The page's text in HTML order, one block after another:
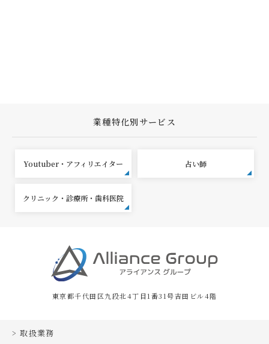
業種特化別サービス
Youtuber・アフィリエイター 占い師
クリニック・診療所・歯科医院
東京都千代田区九段北4丁目1番31号吉田ビル4階
取扱業務